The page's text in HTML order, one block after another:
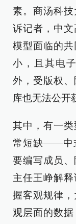
素。商汤科
诉记者，中
模型面临的
小，且其电
外，受版权
库也无法公开
其中，有一
常短缺——中
要编写成员
主任王峥解
握客观规律
观层面的数